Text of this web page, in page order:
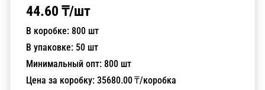
44.60 ₸/шт
В коробке: 800 шт
В упаковке: 50 шт
Минимальный опт: 800 шт
Цена за коробку: 35680.00₸/коробка